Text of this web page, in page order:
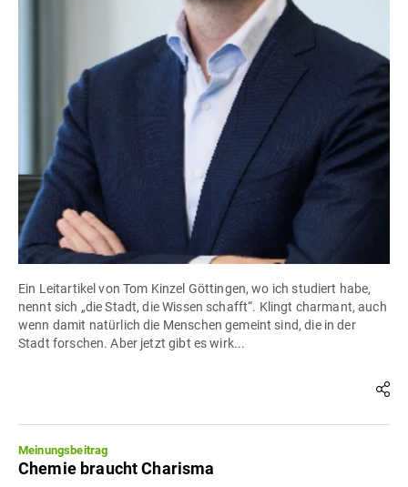
Ein Leitartikel von Tom Kinzel Göttingen, wo ich studiert habe,
nennt sich „die Stadt, die Wissen schafft“. Klingt charmant, auch
wenn damit natürlich die Menschen gemeint sind, die in der
Stadt forschen. Aber jetzt gibt es wirk...
Meinungsbeitrag
Chemie braucht Charisma